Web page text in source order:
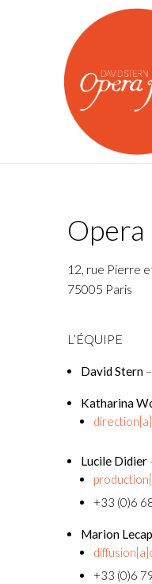
Opera
12, rue Pierre
75005 Paris
L’ÉQUIPE
David Stern
Katharina
Lucile Didier
+33 (0)6
Marion
+33 (0)6